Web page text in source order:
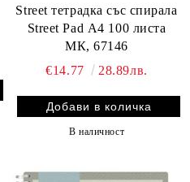
Street тетрадка със спирала
Street Pad А4 100 листа
МК, 67146
€14.77
28.89лв.
В наличност